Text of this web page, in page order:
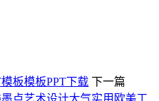
板模板PPT下载 下一篇
点艺术设计大气实用欧美工